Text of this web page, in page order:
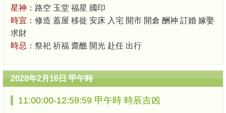
星神： 路空 玉堂 福星 國印
時宜： 修造 蓋屋 移徙 安床 入宅 開市 開倉 酬神 訂婚 嫁娶
求財
時忌： 祭祀 祈福 齋醮 開光 赴任 出行
2028年2月16日 甲午時
11:00:00-12:59:59 甲午時 時辰吉凶